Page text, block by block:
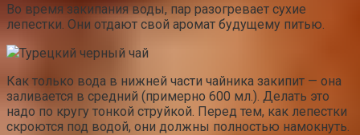
Во время закипания воды, пар разогревает сухие
лепестки. Они отдают свой аромат будущему питью.
Турецкий черный чай
Как только вода в нижней части чайника закипит — она
заливается в средний (примерно 600 мл.). Делать это
надо по кругу тонкой струйкой. Перед тем, как лепестки
скроются под водой, они должны полностью намокнуть.